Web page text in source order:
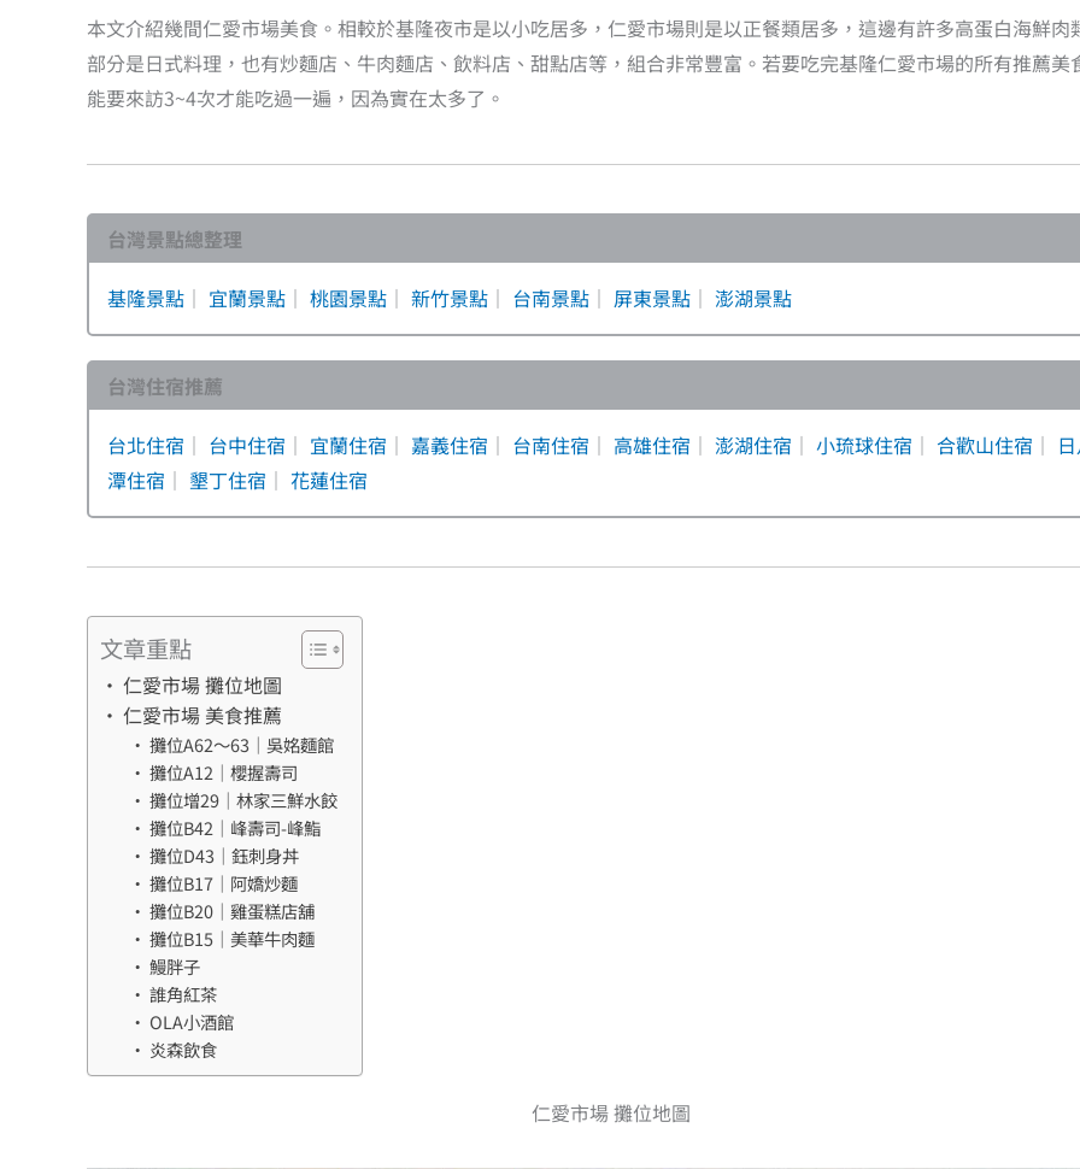
本文介紹幾間仁愛市場美食。相較於基隆夜市是以小吃居多，仁愛市場則是以正餐類居多，這邊有許多高蛋白海鮮肉
部分是日式料理，也有炒麵店、牛肉麵店、飲料店、甜點店等，組合非常豐富。若要吃完基隆仁愛市場的所有推薦美
能要來訪3~4次才能吃過一遍，因為實在太多了。
台灣景點總整理
基隆景點 ｜ 宜蘭景點 ｜ 桃園景點 ｜ 新竹景點 ｜ 台南景點 ｜ 屏東景點 ｜ 澎湖景點
台灣住宿推薦
台北住宿 ｜ 台中住宿 ｜ 宜蘭住宿 ｜ 嘉義住宿 ｜ 台南住宿 ｜ 高雄住宿 ｜ 澎湖住宿 ｜ 小琉球住宿 ｜ 合歡山住宿 ｜
潭住宿 ｜ 墾丁住宿 ｜ 花蓮住宿
文章重點
仁愛市場 攤位地圖
仁愛市場 美食推薦
攤位A62～63｜吳姳麵館
攤位A12｜櫻握壽司
攤位增29｜林家三鮮水餃
攤位B42｜峰壽司-峰鮨
攤位D43｜鈺刺身丼
攤位B17｜阿嬌炒麵
攤位B20｜雞蛋糕店舖
攤位B15｜美華牛肉麵
鰻胖子
誰角紅茶
OLA小酒館
炎森飲食
仁愛市場 攤位地圖